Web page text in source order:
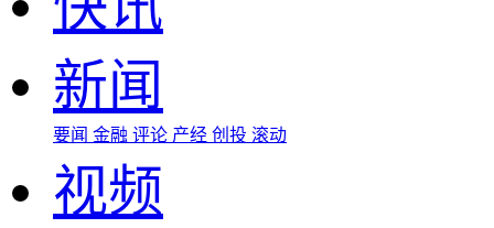
新闻
要闻 金融 评论 产经 创投 滚动
视频